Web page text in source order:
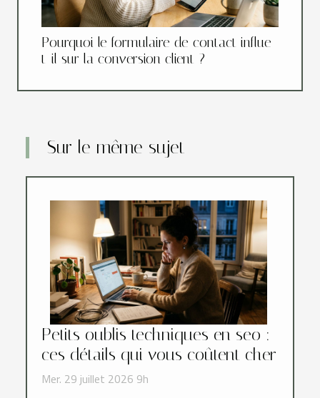
Pourquoi le formulaire de contact influe-
t-il sur la conversion client ?
Sur le même sujet
Petits oublis techniques en seo :
ces détails qui vous coûtent cher
Mer. 29 juillet 2026 9h